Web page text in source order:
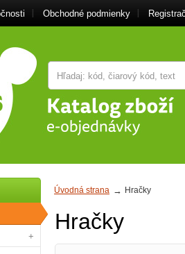
Obchodné podmienky
Úvodná strana Hračky
Hračky